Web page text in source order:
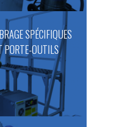
SPÉCIFIQUES
PORTE-OUTILS